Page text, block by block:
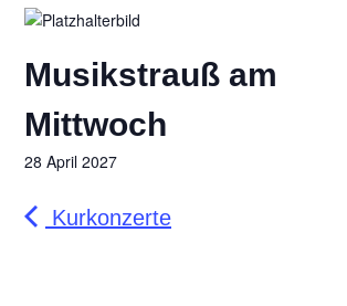
Musikstrauß am
Mittwoch
28 April 2027
Kurkonzerte